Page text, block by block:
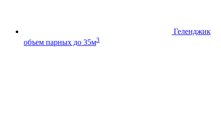
Геленджик
объем парных до 35м3